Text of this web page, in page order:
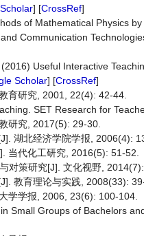
] [CrossRef]
of Mathematical Physics
Communication
Useful Interactive
Scholar] [CrossRef]
育研究, 2001, 22(4): 42-44.
SET Research for
研究, 2017(5): 29-30.
湖北经济学院学报, 2006(4):
当代化工研究, 2016(5): 51-52.
对策研究[J]. 文化视野,
教育理论与实践, 2008(33): 39-
学学报, 2006, 23(6): 100-104.
Small Groups of Bachelors